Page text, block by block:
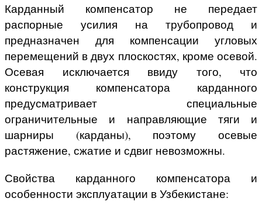
Карданный компенсатор не передает
распорные усилия на трубопровод и
предназначен для компенсации угловых
перемещений в двух плоскостях, кроме осевой.
Осевая исключается ввиду того, что
конструкция компенсатора карданного
предусматривает специальные
ограничительные и направляющие тяги и
шарниры (карданы), поэтому осевые
растяжение, сжатие и сдвиг невозможны.
Свойства карданного компенсатора и
особенности эксплуатации в Узбекистане: